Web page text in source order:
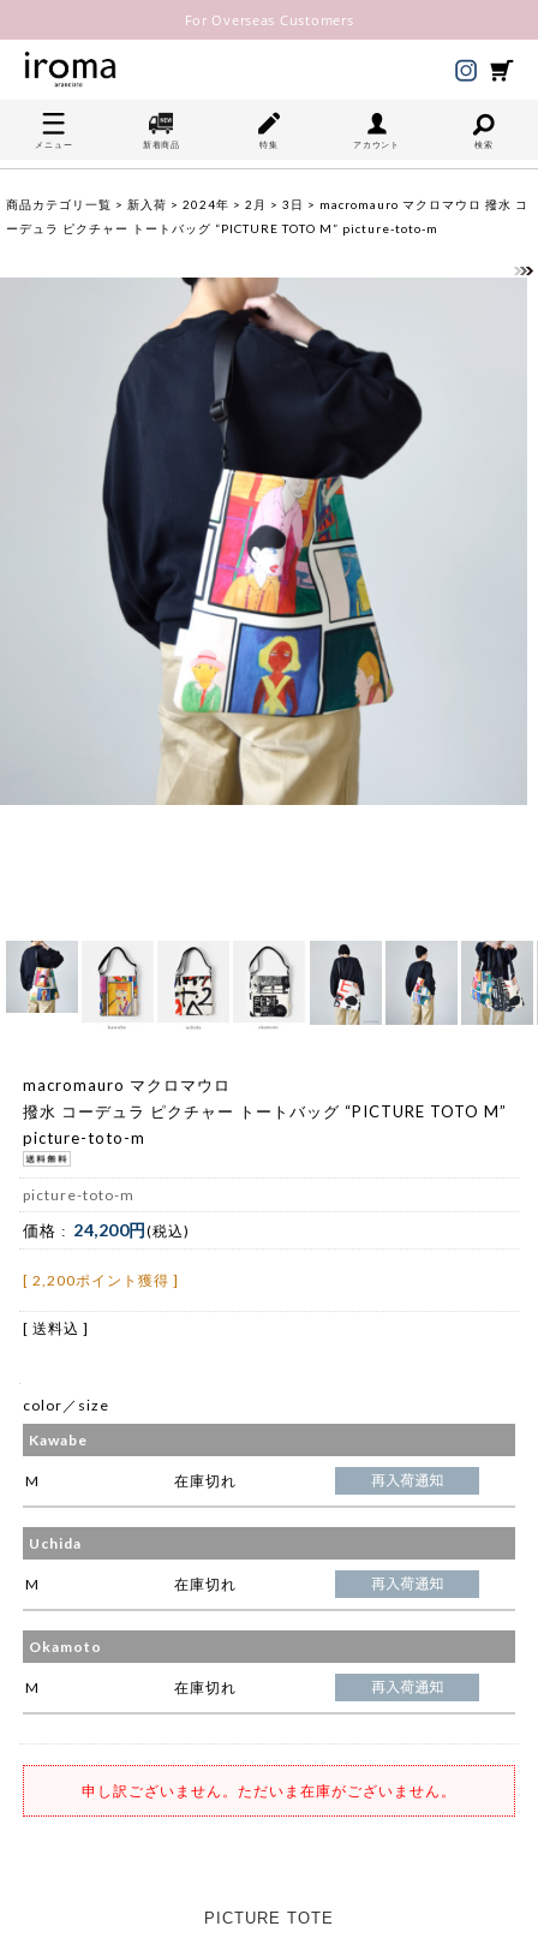
For Overseas Customers
メニュー 新着商品 特集 アカウント 検索
商品カテゴリ一覧 > 新入荷 > 2024年 > 2月 > 3日 > macromauro マクロマウロ 撥水 コ
ーデュラ ピクチャー トートバッグ “PICTURE TOTO M” picture-toto-m
macromauro マクロマウロ
撥水 コーデュラ ピクチャー トートバッグ “PICTURE TOTO M”
picture-toto-m
picture-toto-m
価格 : 24,200円(税込)
[ 2,200ポイント獲得 ]
[ 送料込 ]
color／size
Kawabe
M 在庫切れ
Uchida
M 在庫切れ
Okamoto
M 在庫切れ
申し訳ございません。ただいま在庫がございません。
PICTURE TOTE